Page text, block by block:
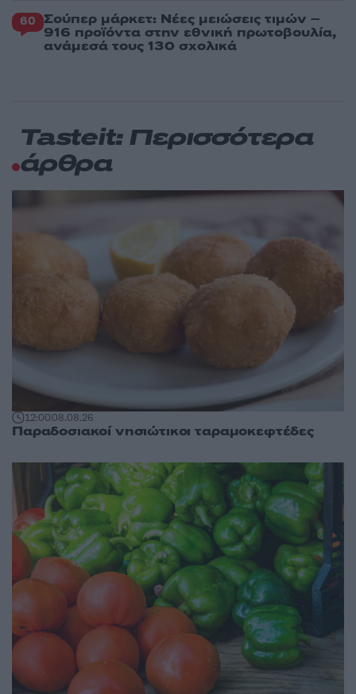
60 Σούπερ μάρκετ: Νέες μειώσεις τιμών –
916 προϊόντα στην εθνική πρωτοβουλία,
ανάμεσά τους 130 σχολικά
Tasteit: Περισσότερα
άρθρα
12:0008.08.26
Παραδοσιακοί νησιώτικοι ταραμοκεφτέδες